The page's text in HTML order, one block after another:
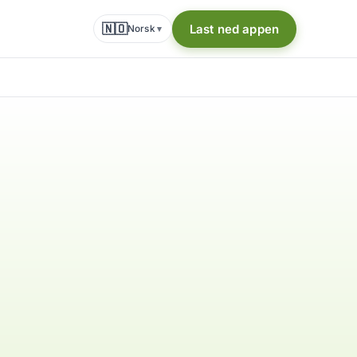
🇳🇴Norsk ▾ Last ned appen